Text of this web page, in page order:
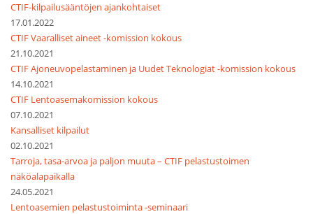
CTIF-kilpailusääntöjen ajankohtaiset
17.01.2022
CTIF Vaaralliset aineet -komission kokous
21.10.2021
CTIF Ajoneuvopelastaminen ja Uudet Teknologiat -komission kokous
14.10.2021
CTIF Lentoasemakomission kokous
07.10.2021
Kansalliset kilpailut
02.10.2021
Tarroja, tasa-arvoa ja paljon muuta – CTIF pelastustoimen
näköalapaikalla
24.05.2021
Lentoasemien pelastustoiminta -seminaari